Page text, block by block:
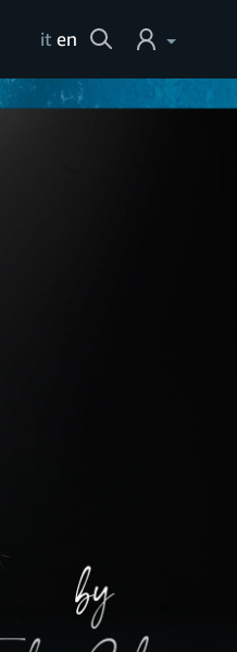
it en Cerca